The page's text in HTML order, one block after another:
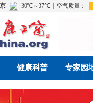
健康科普 专家园